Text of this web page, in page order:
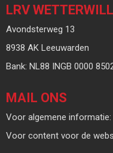
LRV
Avondsterweg 13
8938 AK Leeuwarden
Bank: NL88 INGB 0000
MAIL ONS
Voor algemene informatie:
Voor content voor de